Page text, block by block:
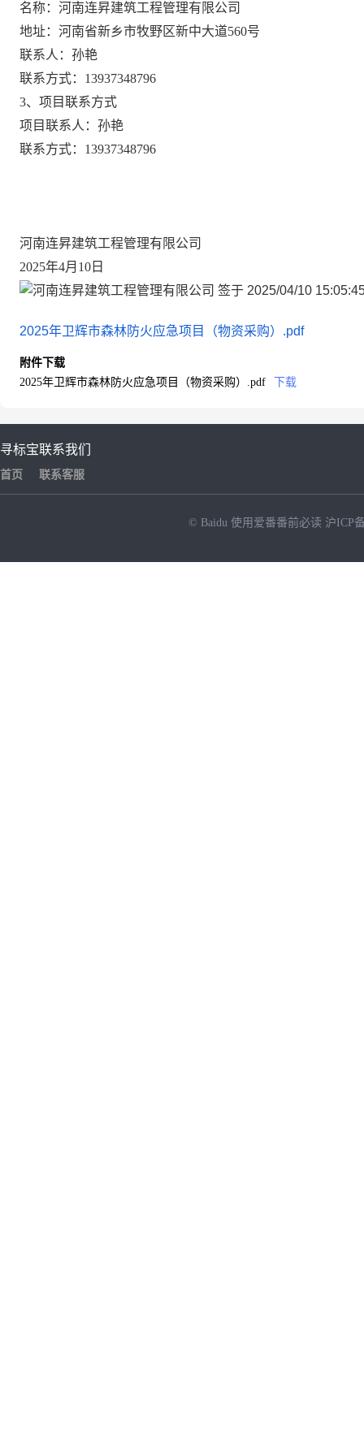
名称：河南连昇建筑工程管理有限公司
地址：河南省新乡市牧野区新中大道560号
联系人：孙艳
联系方式： 13937348796
3、项目联系方式
项目联系人：孙艳
联系方式： 13937348796
河南连昇建筑工程管理有限公司
2025年4月10日
2025年卫辉市森林防火应急项目（物资采购）.pdf
附件下载
2025年卫辉市森林防火应急项目（物资采购）.pdf
下载
寻标宝
首页
联系我们
联系客服
© Baidu 使用爱番番前必读 沪ICP